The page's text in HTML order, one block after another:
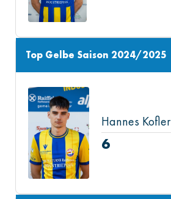
Top Gelbe Saison 2024/2025
Hannes Kofler
6